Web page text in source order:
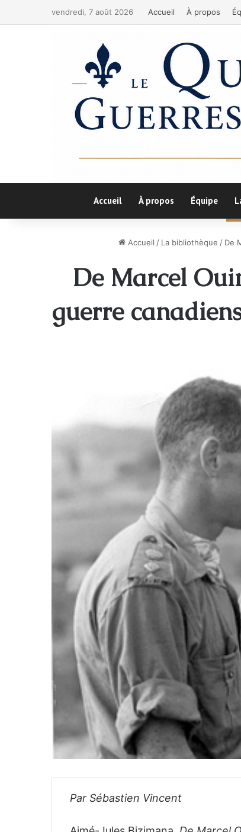
vendredi, 7 août 2026 Accueil À propos
Accueil À propos Équipe
Accueil / La bibliothèque / De
De Marcel
guerre
Par Sébastien Vincent